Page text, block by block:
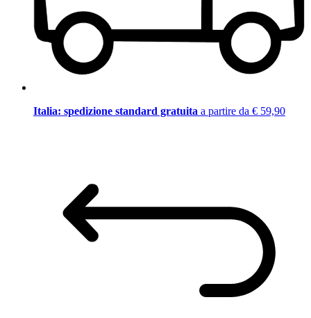
Italia: spedizione standard gratuita a partire da € 59,90